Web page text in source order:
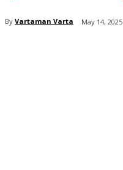
By Vartaman Varta May 14, 2025